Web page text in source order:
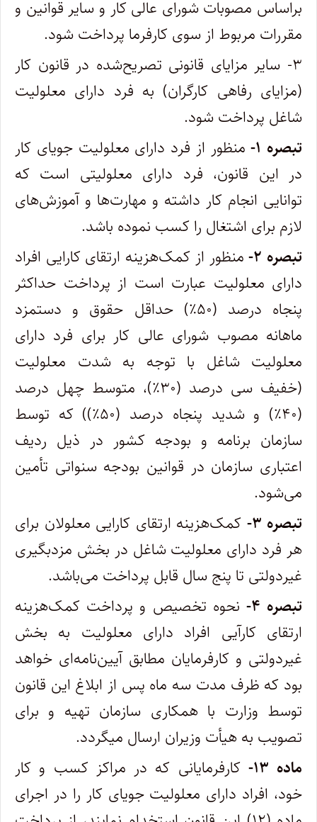
براساس مصوبات شورای عالی کار و سایر قوانین و
مقررات مربوط از سوی کارفرما پرداخت‌ شود.
۳- سایر مزایای قانونی تصریح‌شده در قانون کار
(مزایای رفاهی کارگران) به فرد دارای معلولیت
شاغل پرداخت شود.
تبصره ۱-
منظور از فرد دارای معلولیت جویای کار
در این قانون، فرد دارای معلولیتی است که
توانایی انجام کار داشته و مهارت‏‌ها و آموزش‌های
لازم برای اشتغال را کسب نموده باشد.
تبصره ۲-
منظور از کمک‌هزینه ارتقای کارایی افراد
دارای معلولیت عبارت است از پرداخت حداکثر
پنجاه درصد (۵۰٪) حداقل حقوق و دستمزد
ماهانه مصوب شورای عالی کار برای فرد دارای
معلولیت شاغل با توجه به شدت معلولیت
(خفیف سی درصد (۳۰٪)، متوسط چهل درصد
(۴۰٪) و شدید پنجاه درصد (۵۰٪)) که توسط
سازمان برنامه و بودجه کشور در ذیل ردیف
اعتباری سازمان در قوانین بودجه سنواتی تأمین
می‌‏شود.
تبصره ۳-
کمک‌هزینه ارتقای کارایی معلولان برای
هر فرد دارای معلولیت شاغل در بخش مزدبگیری
غیردولتی تا پنج سال قابل پرداخت می‌‏باشد.
تبصره ۴-
نحوه تخصیص و پرداخت کمک‌هزینه
ارتقای کارآیی افراد دارای معلولیت به بخش
غیردولتی و کارفرمایان مطابق آیین‌‏نامه‏‌ای خواهد
بود که ظرف مدت سه ماه پس از ابلاغ این قانون
توسط وزارت با همکاری سازمان تهیه و برای
تصویب به هیأت وزیران ارسال می‏گردد.
ماده ۱۳-
کارفرمایانی که در مراکز کسب و کار
خود، افراد دارای معلولیت جویای کار را در اجرای